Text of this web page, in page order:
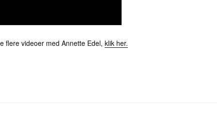
flere videoer med Annette Edel, klik her.